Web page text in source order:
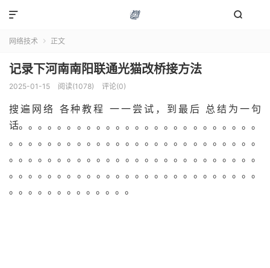


网络技术  正文
记录下河南南阳联通光猫改桥接方法
2025-01-15 阅读(1078) 评论(0)
搜遍网络 各种教程 一一尝试，到最后 总结为一句
话。。。。。。。。。。。。。。。。。。。。。。。。。
。。。。。。。。。。。。。。。。。。。。。。。。。。
。。。。。。。。。。。。。。。。。。。。。。。。。。
。。。。。。。。。。。。。。。。。。。。。。。。。。
。。。。。。。。。。。。。